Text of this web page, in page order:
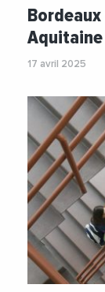
#Sante
17 avril 2025